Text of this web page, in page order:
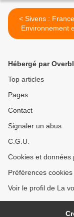
< Sivens : France Nature
Environnement
Hébergé par
Top articles
Pages
Contact
Signaler un abus
C.G.U.
Cookies et données
Préférences cookies
Voir le profil de La